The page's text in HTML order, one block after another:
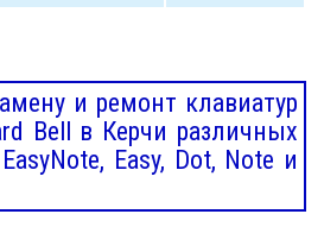
и ремонт клавиатур
Bell в Керчи различных
Easy, Dot, Note и